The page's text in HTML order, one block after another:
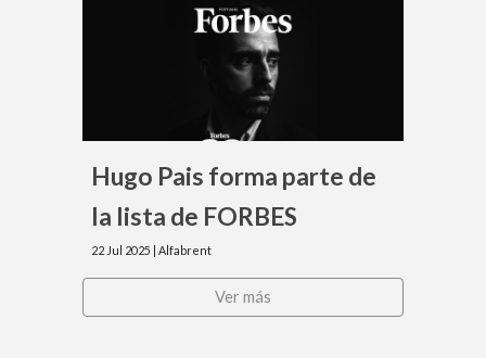
Hugo Pais forma parte de
la lista de FORBES
22 Jul 2025 | Alfabrent
Ver más